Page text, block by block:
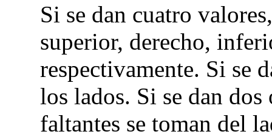
Si se dan cuatro
superior, derecho,
respectivamente. Si se
los lados. Si se dan
faltantes se toman del